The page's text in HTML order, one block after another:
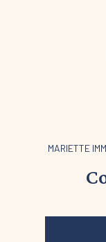
MARIETTE